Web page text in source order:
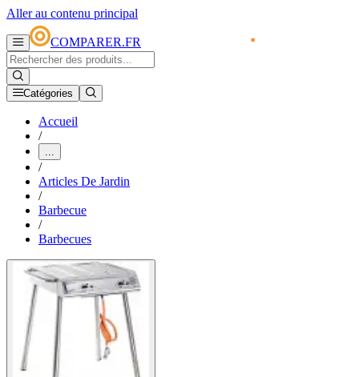
Aller au contenu principal
COMPARER.FR
Catégories
Accueil
/
...
/
Articles De Jardin
/
Barbecue
/
Barbecues